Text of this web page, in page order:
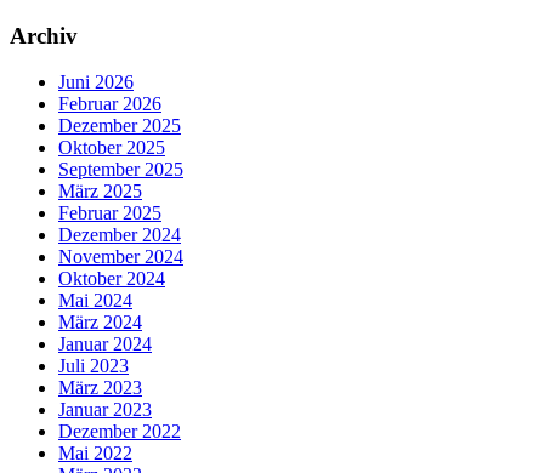
Archiv
Juni 2026
Februar 2026
Dezember 2025
Oktober 2025
September 2025
März 2025
Februar 2025
Dezember 2024
November 2024
Oktober 2024
Mai 2024
März 2024
Januar 2024
Juli 2023
März 2023
Januar 2023
Dezember 2022
Mai 2022